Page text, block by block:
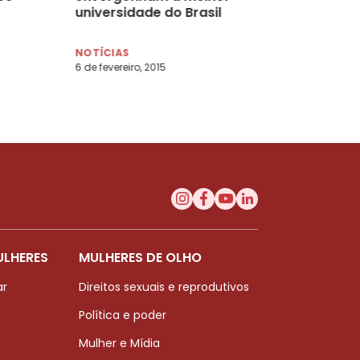
universidade do Brasil
NOTÍCIAS
6 de fevereiro, 2015
MULHERES DE OLHO
Direitos sexuais e reprodutivos
Política e poder
Mulher e Mídia